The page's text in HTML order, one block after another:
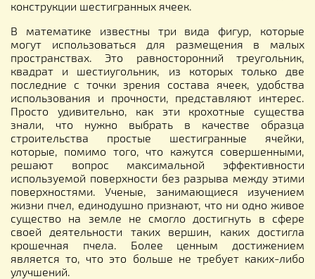
конструкции шестигранных ячеек.
В математике известны три вида фигур, которые
могут использоваться для размещения в малых
пространствах. Это равносторонний треугольник,
квадрат и шестиугольник, из которых только две
последние с точки зрения состава ячеек, удобства
использования и прочности, представляют интерес.
Просто удивительно, как эти крохотные существа
знали, что нужно выбрать в качестве образца
строительства простые шестигранные ячейки,
которые, помимо того, что кажутся совершенными,
решают вопрос максимальной эффективности
используемой поверхности без разрыва между этими
поверхностями. Ученые, занимающиеся изучением
жизни пчел, единодушно признают, что ни одно живое
существо на земле не смогло достигнуть в сфере
своей деятельности таких вершин, каких достигла
крошечная пчела. Более ценным достижением
является то, что это больше не требует каких-либо
улучшений.